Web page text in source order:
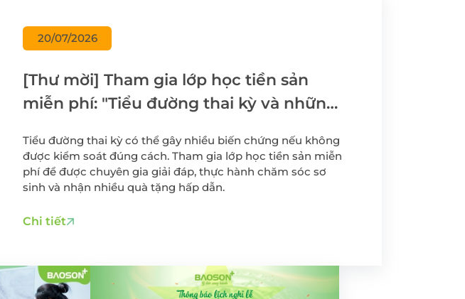
Cấy que tránh thai
Tiêm chủng cho trẻ em
và người lớn
dinh dưỡng
Điều trị hiếm muộn -
Hỗ trợ sinh sản
Tầm soát ung thư vú
20/07/2026
[Thư mời] Tham gia lớp học tiền sản
miễn phí: "Tiểu đường thai kỳ và những
Tiểu đường thai kỳ có thể gây nhiều biến chứng nếu không
được kiểm soát đúng cách. Tham gia lớp học tiền sản miễn
phí để được chuyên gia giải đáp, thực hành chăm sóc sơ
sinh và nhận nhiều quà tặng hấp dẫn.
Chi tiết